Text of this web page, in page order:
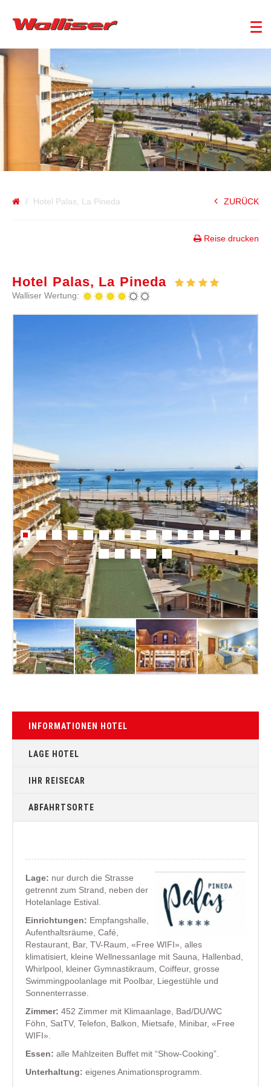
SPANIEN
Hotel Palas, La Pineda ZURÜCK
Reise drucken
Hotel Palas, La Pineda
Walliser Wertung:
INFORMATIONEN HOTEL
LAGE HOTEL
IHR REISECAR
ABFAHRTSORTE
Lage: nur durch die Strasse
getrennt zum Strand, neben der
Hotelanlage Estival.
Einrichtungen: Empfangshalle,
Aufenthaltsräume, Café,
Restaurant, Bar, TV-Raum, «Free WIFI», alles
klimatisiert, kleine Wellnessanlage mit Sauna, Hallenbad,
Whirlpool, kleiner Gymnastikraum, Coiffeur, grosse
Swimmingpoolanlage mit Poolbar, Liegestühle und
Sonnenterrasse.
Zimmer: 452 Zimmer mit Klimaanlage, Bad/DU/WC
Föhn, SatTV, Telefon, Balkon, Mietsafe, Minibar, «Free
WIFI».
Essen: alle Mahlzeiten Buffet mit “Show-Cooking”.
Unterhaltung: eigenes Animationsprogramm.